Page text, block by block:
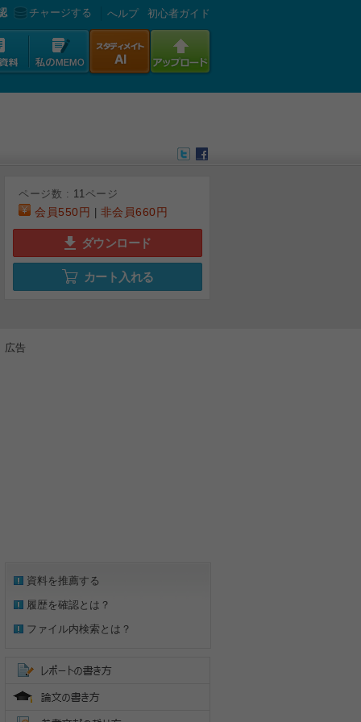
チャージする へルプ 初心者ガイド
ページ数 : 11ページ
会員550円 非会員660円
ダウンロード
カート入れる
広告
資料を推薦する
履歴を確認とは？
ファイル内検索とは？